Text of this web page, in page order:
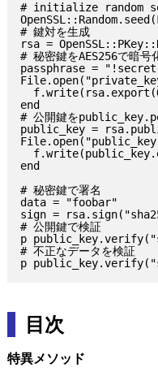
# initialize random
# 鍵対を生成
rsa =
# 秘密鍵をAES256で暗
passphrase =
end
# 公開鍵を
public_key =
end
# 秘密鍵で署名
data = "foobar"
sign =
# 公開鍵で検証
p
# 不正なデータを検証
目次
特異メソッド